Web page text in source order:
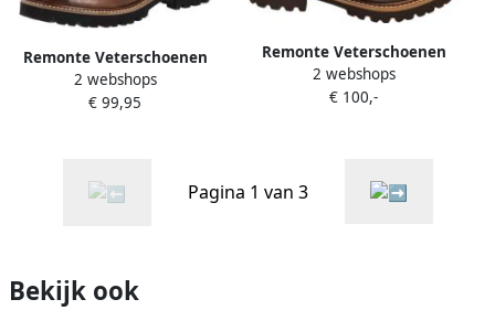
Remonte Veterschoenen
blokhak veterschoen
enkellaars in used look
2 webshops
€ 99,95
Remonte Veterschoenen
blokhak veterschoen
enkellaars in used look
2 webshops
€ 100,-
Pagina 1 van 3
Bekijk ook